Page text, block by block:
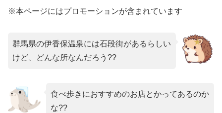
※本ページにはプロモーションが含まれています
群馬県の伊香保温泉には石段街があるらしい
けど、どんな所なんだろう??
食べ歩きにおすすめのお店とかってあるのか
な??